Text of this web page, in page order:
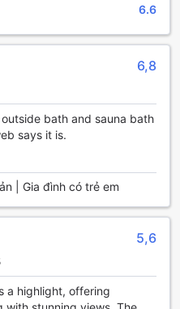
là một khách sạn
nhiều tiện nghi thể thao
rèn luyện sức khỏe.
bắp. Với các máy tập thể
trang thiết bị, bạn có thể
cường sức mạnh và
bóng bàn miễn phí. Đây là
để bạn thể hiện kỹ năng
đình trong một trận đấu vui
và không gian thoáng
6.6
6,8
bath and sauna bath
says it is.
| Gia đình có trẻ em
5,6
a highlight, offering